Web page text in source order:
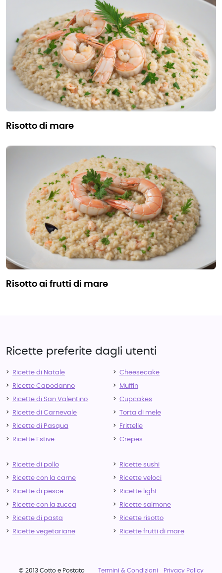
risotto di mare
risotto ai frutti di mare
Ricette preferite dagli utenti
Ricette di Natale
Ricette Capodanno
Ricette di San Valentino
Ricette di Carnevale
Ricette di Pasqua
Ricette Estive
Cheesecake
Muffin
Cupcakes
Torta di mele
Frittelle
Crepes
Ricette di pollo
Ricette con la carne
Ricette di pesce
Ricette con la zucca
Ricette di pasta
Ricette vegetariane
Ricette sushi
Ricette veloci
Ricette light
Ricette salmone
Ricette risotto
Ricette frutti di mare
© 2013 Cotto e Postato Termini & Condizioni Privacy Policy